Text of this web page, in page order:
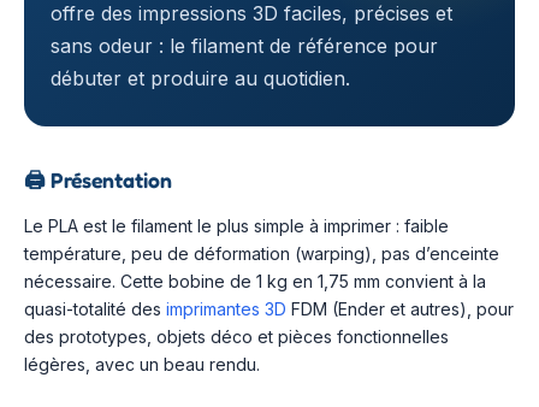
offre des impressions 3D faciles, précises et
sans odeur : le filament de référence pour
débuter et produire au quotidien.
🖨️Présentation
Le PLA est le filament le plus simple à imprimer : faible
température, peu de déformation (warping), pas d’enceinte
nécessaire. Cette bobine de 1 kg en 1,75 mm convient à la
quasi-totalité des imprimantes 3D FDM (Ender et autres), pour
des prototypes, objets déco et pièces fonctionnelles
légères, avec un beau rendu.